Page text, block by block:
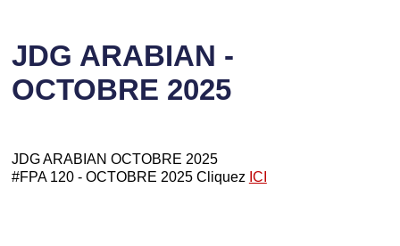
JDG ARABIAN -
OCTOBRE 2025
JDG ARABIAN OCTOBRE 2025
#FPA 120 - OCTOBRE 2025 Cliquez ICI